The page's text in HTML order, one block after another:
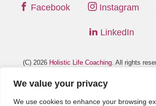
We value your privacy
We use cookies to enhance your browsing
Facebook Instagram
LinkedIn
(C) 2026 Holistic Life Coaching. All rights